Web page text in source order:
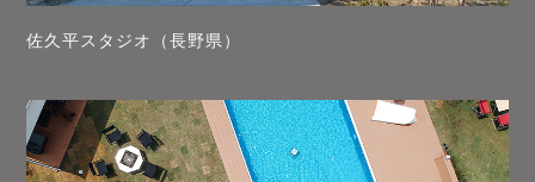
佐久平スタジオ（長野県）